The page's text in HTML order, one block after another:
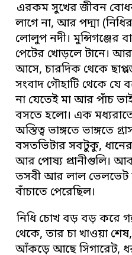
এরকম সুখের জীবন
লাগে না, আর পদ্মা
লোলুপ নদী। মুন্সিগঞ্জের
পেটের খোড়লে টানে।
আসে, চারদিক থেকে
সংবাদ গৌহাটি থেকে
না যেতেই মা আর পাঁচ
বসতে হলো। এক মধ্যরাতে
অস্তিত্ব ভাঙ্গতে ভাঙ্গতে
বসতভিটার সবটুকু,
আর পোষ্য প্রানীগুলি।
তসবী আর লাল ভেলভেট
বাঁচাতে পেরেছিল।
নিধি চোখ বড় বড় করে
থেকে, তার চা খাওয়া
আঁকড়ে আছে সিগারেট,